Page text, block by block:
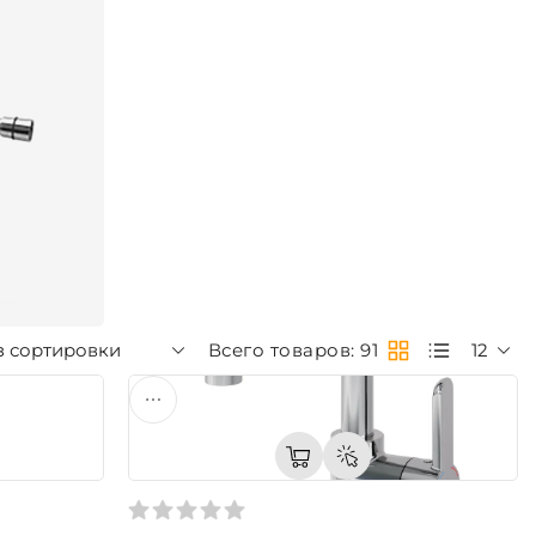
сортировки Всего товаров: 91 12